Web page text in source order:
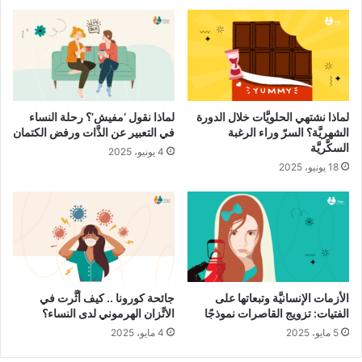
الغرض من إجراء جراحات المهبل:
توجد أسباب عديدة
ومتنوِّعة لإجراء جراحات
المهبل التجميليَّة، لكنَّنا
سنركِّز هنا على التجميل
الخارجي للمهبل
والشفرات.
لماذا نشتهي الحلويَّات خلال الدورة
الشهريَّة؟ السرّ وراء الرغبة
السكَّريَّة
18 يونيو، 2025
لماذا نقول ‘مفيش’؟ رحلة النساء
في التعبير عن الذَّات ورفض الكتمان
4 يونيو، 2025
الأزمات الإنسانيَّة وتبعاتها على
الفتيات: تزويج القاصرات نموذجًا
5 مايو، 2025
جائحة كورونا .. كيف أثَّرت في
الاتِّزان الهرموني لدى النساء؟
4 مايو، 2025